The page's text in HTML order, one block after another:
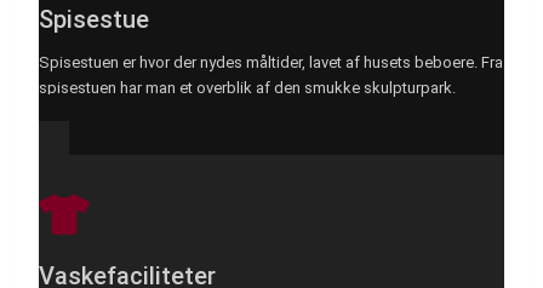
Spisestue
Spisestuen er hvor der nydes måltider, lavet af husets beboere. Fra
spisestuen har man et overblik af den smukke skulpturpark.
Vaskefaciliteter